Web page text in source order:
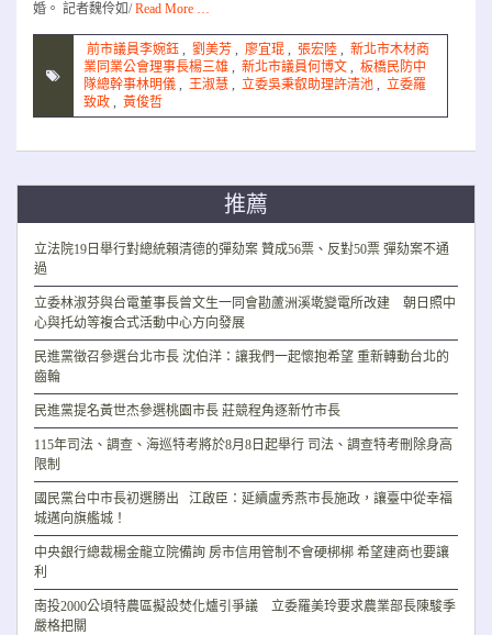
婚。 記者魏伶如/Read More …
前市議員李婉鈺 , 劉美芳 , 廖宜琨 , 張宏陸 , 新北市木材商
業同業公會理事長楊三雄 , 新北市議員何博文 , 板橋民防中
隊總幹事林明儀 , 王淑慧 , 立委吳秉叡助理許清池 , 立委羅
致政 , 黃俊哲
推薦
立法院19日舉行對總統賴清德的彈劾案 贊成56票、反對50票 彈劾案不通
過
立委林淑芬與台電董事長曾文生一同會勘蘆洲溪墘變電所改建 朝日照中
心與托幼等複合式活動中心方向發展
民進黨徵召參選台北市長 沈伯洋：讓我們一起懷抱希望 重新轉動台北的
齒輪
民進黨提名黃世杰參選桃園市長 莊競程角逐新竹市長
115年司法、調查、海巡特考將於8月8日起舉行 司法、調查特考刪除身高
限制
國民黨台中市長初選勝出 江啟臣：延續盧秀燕市長施政，讓臺中從幸福
城邁向旗艦城！
中央銀行總裁楊金龍立院備詢 房市信用管制不會硬梆梆 希望建商也要讓
利
南投2000公頃特農區擬設焚化爐引爭議 立委羅美玲要求農業部長陳駿季
嚴格把關